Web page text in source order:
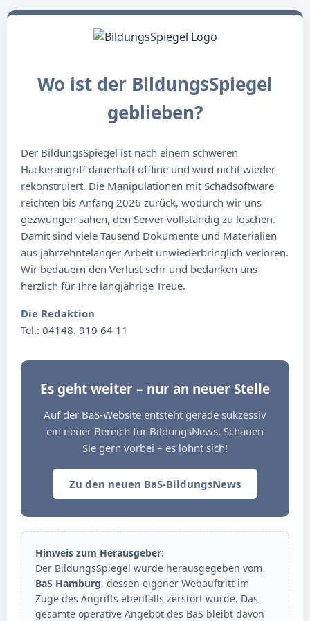
Wo ist der BildungsSpiegel
geblieben?
Der BildungsSpiegel ist nach einem schweren
Hackerangriff dauerhaft offline und wird nicht wieder
rekonstruiert. Die Manipulationen mit Schadsoftware
reichten bis Anfang 2026 zurück, wodurch wir uns
gezwungen sahen, den Server vollständig zu löschen.
Damit sind viele Tausend Dokumente und Materialien
aus jahrzehntelanger Arbeit unwiederbringlich verloren.
Wir bedauern den Verlust sehr und bedanken uns
herzlich für Ihre langjährige Treue.
Die Redaktion
Tel.: 04148. 919 64 11
Es geht weiter – nur an neuer Stelle
Auf der BaS-Website entsteht gerade sukzessiv
ein neuer Bereich für BildungsNews. Schauen
Sie gern vorbei – es lohnt sich!
Zu den neuen BaS-BildungsNews
Hinweis zum Herausgeber:
Der BildungsSpiegel wurde herausgegeben vom
BaS Hamburg, dessen eigener Webauftritt im
Zuge des Angriffs ebenfalls zerstört wurde. Das
gesamte operative Angebot des BaS bleibt davon